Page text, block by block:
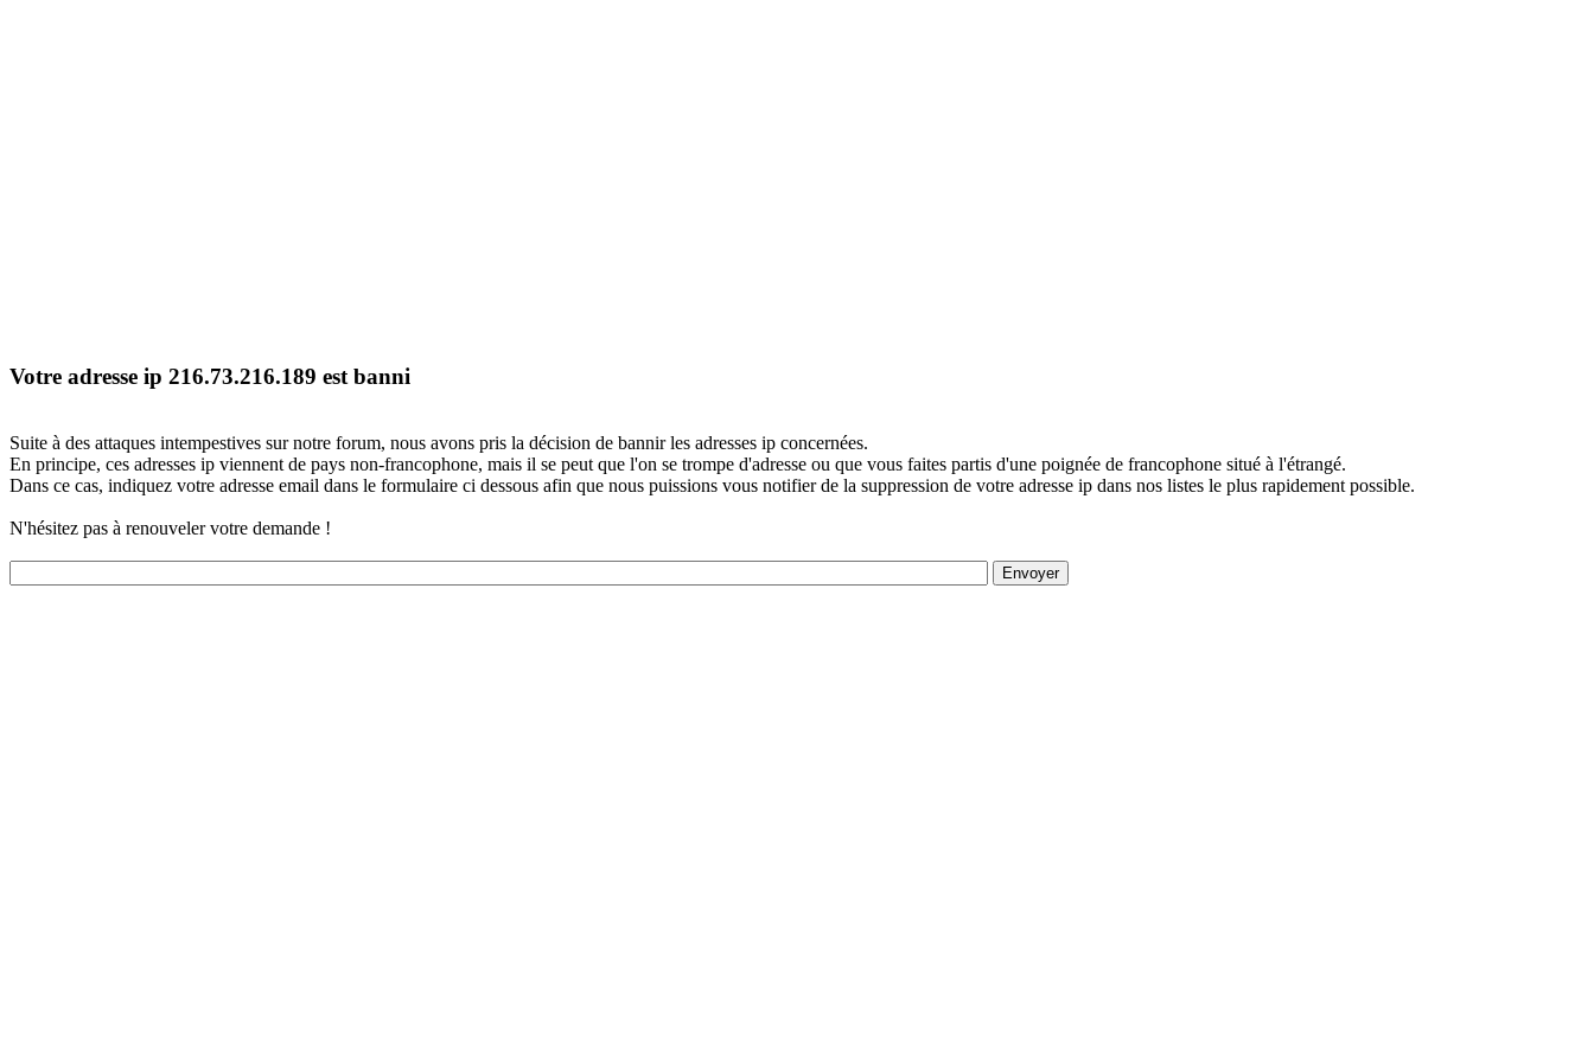
Votre adresse ip 216.73.216.189 est banni
Suite à des attaques intempestives sur notre forum, nous avons pris la décision de bannir les adresses ip concernées.
En principe, ces adresses ip viennent de pays non-francophone, mais il se peut que l'on se trompe d'adresse ou que vous faites partis d'une poignée de francophone situé à l'étrangé.
Dans ce cas, indiquez votre adresse email dans le formulaire ci dessous afin que nous puissions vous notifier de la suppression de votre adresse ip dans nos listes le plus rapidement possible.
N'hésitez pas à renouveler votre demande !